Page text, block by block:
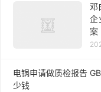
邓
企
案
电锅申请做质检报告
少钱